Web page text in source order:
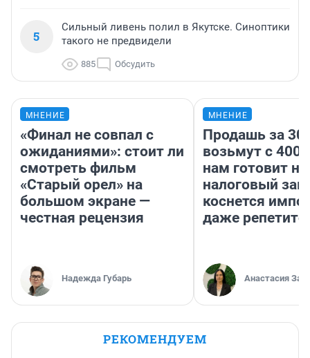
5
Сильный ливень полил в Якутске. Синоптики
такого не предвидели
885 Обсудить
МНЕНИЕ
«Финал не совпал с
ожиданиями»: стоит ли
смотреть фильм
«Старый орел» на
большом экране —
честная рецензия
Надежда Губарь
МНЕНИЕ
Продашь за
возьмут с
нам готовит
налоговый
коснется
даже
Анастасия
РЕКОМЕНДУЕМ